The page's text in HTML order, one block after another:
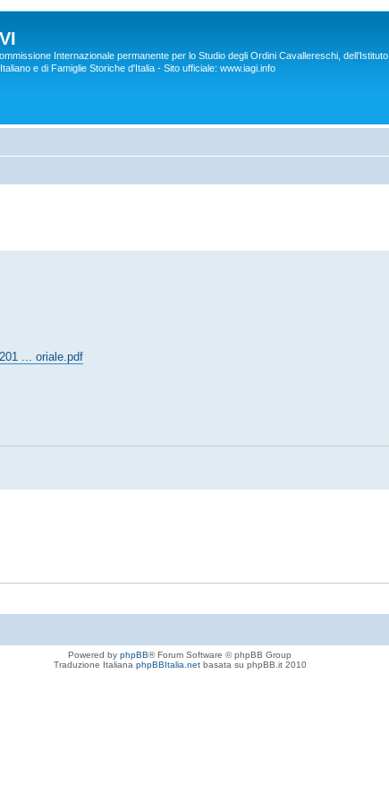
Internazionale permanente per lo Studio degli Ordini Cavallereschi, dell’Istituto
e di Famiglie Storiche d'Italia - Sito ufficiale: www.iagi.info
... oriale.pdf
Powered by phpBB® Forum Software © phpBB Group
Traduzione Italiana phpBBItalia.netbasata su phpBB.it 2010